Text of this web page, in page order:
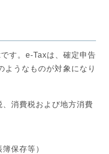
す。e-Taxは、確定申告
ようなものが対象になり
消費税および地方消費
保存等）